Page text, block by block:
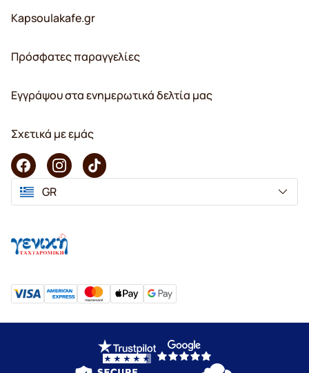
Kapsoulakafe.gr
Πρόσφατες παραγγελίες
Εγγράψου στα ενημερωτικά δελτία μας
Σχετικά με εμάς
GR